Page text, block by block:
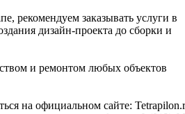
рекомендуем заказывать услуги в
дизайн-проекта до сборки и
и ремонтом любых объектов
на официальном сайте: